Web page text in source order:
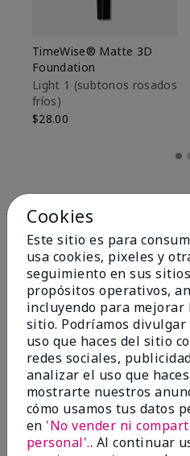
TimeWise® Matte 3D
Foundation
Light 1​ (subtonos rosados
fríos)
$28.00
4.8
Cookies
Este sitio es para
usa cookies, pixeles y
seguimiento en sus
propósitos operativos,
incluyendo para
sitio. Podríamos
uso que haces del sitio
redes sociales,
analizar el uso que
mostrarte nuestros
cómo usamos tus datos
en 'No vender ni
personal'.. Al continuar